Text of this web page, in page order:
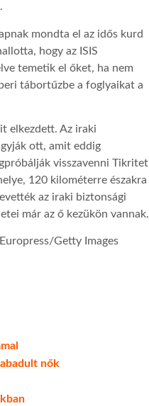
mondta el az idős kurd
hogy az ISIS
temetik el őket, ha nem
tábortűzbe a foglyaikat a
elkezdett. Az iraki
ott, amit eddig
visszavenni Tikritet
120 kilométerre északra
az iraki biztonsági
már az ő kezükön vannak.
Getty Images
nők